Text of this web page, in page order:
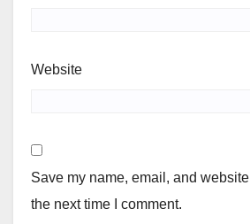
Website
Save my name, email, and
the next time I comment.